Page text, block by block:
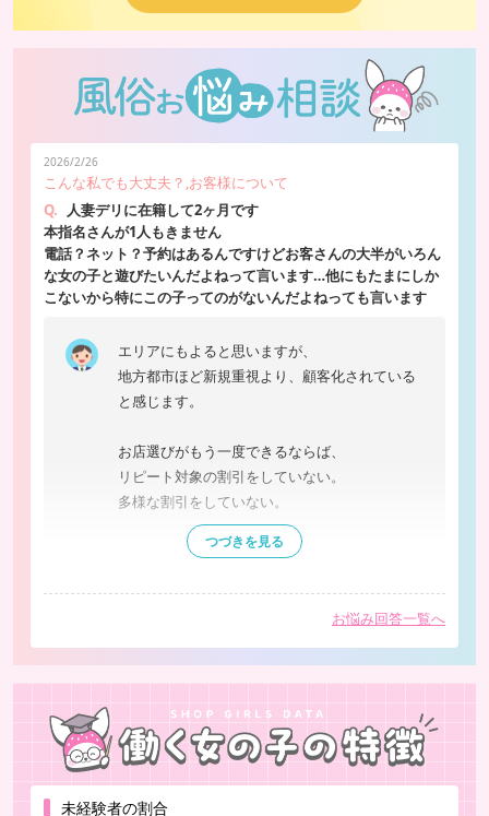
2026/2/26
こんな私でも大丈夫？,お客様について
Q. 人妻デリに在籍して2ヶ月です
本指名さんが1人もきません
電話？ネット？予約はあるんですけどお客さんの大半がいろん
な女の子と遊びたいんだよねって言います…他にもたまにしか
こないから特にこの子ってのがないんだよねっても言います
エリアにもよると思いますが、
地方都市ほど新規重視より、顧客化されている
と感じます。
お店選びがもう一度できるならば、
リピート対象の割引をしていない。
多様な割引をしていない。
などが、顧客重視の目安になると思います。
雰囲気や言葉を大切に！とするお店であれば
サキさんにとっても負担は少ないと感じます
が増える事例も多く体験しているので
ぜひ機会があれば考えてみてください。
いい流れになるといいですね！
つづきを見る
お悩み回答一覧へ
未経験者の割合